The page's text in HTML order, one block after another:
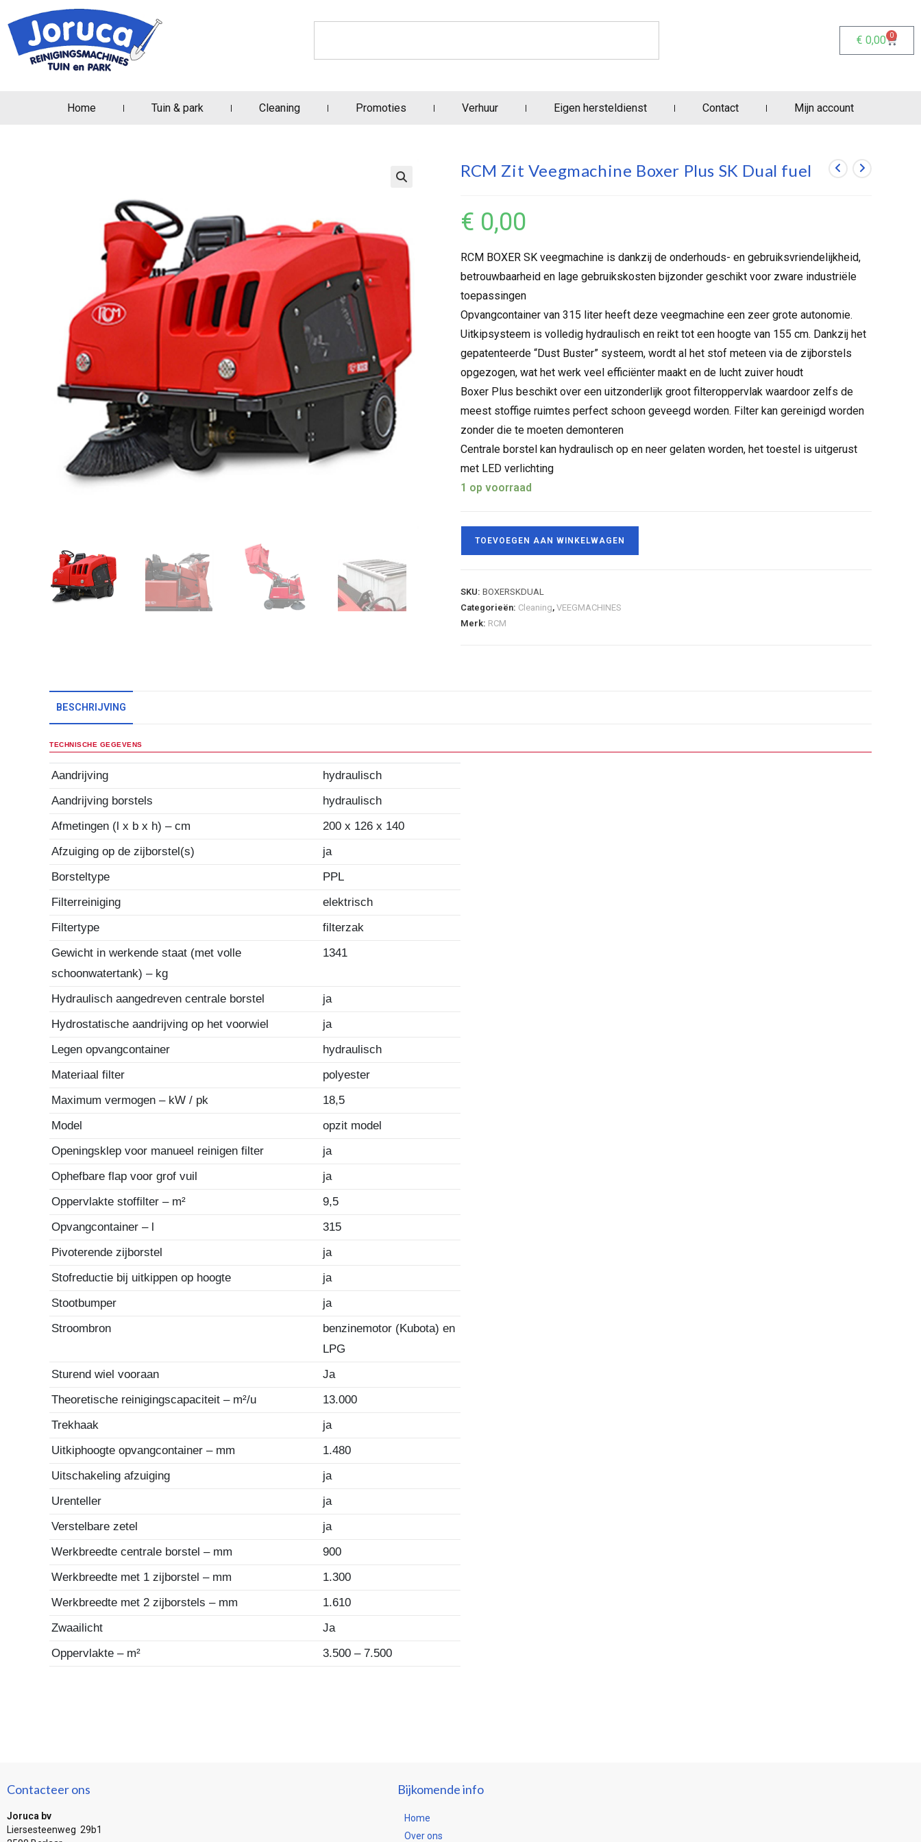
€ 0,00 0
Home Tuin & park Cleaning Promoties Verhuur Eigen hersteldienst Contact Mijn account
RCM Zit Veegmachine Boxer Plus SK Dual fuel
€ 0,00
RCM BOXER SK veegmachine is dankzij de onderhouds- en gebruiksvriendelijkheid,
betrouwbaarheid en lage gebruikskosten bijzonder geschikt voor zware industriële
toepassingen
Opvangcontainer van 315 liter heeft deze veegmachine een zeer grote autonomie.
Uitkipsysteem is volledig hydraulisch en reikt tot een hoogte van 155 cm. Dankzij het
gepatenteerde “Dust Buster” systeem, wordt al het stof meteen via de zijborstels
opgezogen, wat het werk veel efficiënter maakt en de lucht zuiver houdt
Boxer Plus beschikt over een uitzonderlijk groot filteroppervlak waardoor zelfs de
meest stoffige ruimtes perfect schoon geveegd worden. Filter kan gereinigd worden
zonder die te moeten demonteren
Centrale borstel kan hydraulisch op en neer gelaten worden, het toestel is uitgerust
met LED verlichting
1 op voorraad
TOEVOEGEN AAN WINKELWAGEN
SKU: BOXERSKDUAL
Categorieën: Cleaning, VEEGMACHINES
Merk: RCM
BESCHRIJVING
TECHNISCHE GEGEVENS
Aandrijving
hydraulisch
Aandrijving borstels
hydraulisch
Afmetingen (l x b x h) – cm
200 x 126 x 140
Afzuiging op de zijborstel(s)
ja
Borsteltype
PPL
Filterreiniging
elektrisch
Filtertype
filterzak
Gewicht in werkende staat (met volle
schoonwatertank) – kg
1341
Hydraulisch aangedreven centrale borstel
ja
Hydrostatische aandrijving op het voorwiel
ja
Legen opvangcontainer
hydraulisch
Materiaal filter
polyester
Maximum vermogen – kW / pk
18,5
Model
opzit model
Openingsklep voor manueel reinigen filter
ja
Ophefbare flap voor grof vuil
ja
Oppervlakte stoffilter – m²
9,5
Opvangcontainer – l
315
Pivoterende zijborstel
ja
Stofreductie bij uitkippen op hoogte
ja
Stootbumper
ja
Stroombron
benzinemotor (Kubota) en
LPG
Sturend wiel vooraan
Ja
Theoretische reinigingscapaciteit – m²/u
13.000
Trekhaak
ja
Uitkiphoogte opvangcontainer – mm
1.480
Uitschakeling afzuiging
ja
Urenteller
ja
Verstelbare zetel
ja
Werkbreedte centrale borstel – mm
900
Werkbreedte met 1 zijborstel – mm
1.300
Werkbreedte met 2 zijborstels – mm
1.610
Zwaailicht
Ja
Oppervlakte – m²
3.500 – 7.500
Contacteer ons
Joruca bv
Liersesteenweg 29b1
Bijkomende info
Home
Over ons